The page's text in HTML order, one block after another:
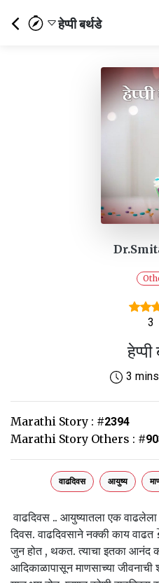
हेप्पी बर्थडे
3
3 mins
Marathi Story : #2394
Marathi Story Others : #
वाढदिवस आयुष्य
वाढदिवस .. आयुष्यातला एक वाढलेला
दिवस. वाढदिवसाने नक्की काय
जुन होत , थकत. त्याचा इतका आनंद
आदिकाळापासून माणसाच्या जीवनाची